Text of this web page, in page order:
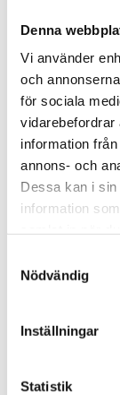
Denna
Vi använder
och
för sociala
vidarebefordrar
information
annons- och
Dessa kan i
information
Nödvändig
Inställningar
Statistik
4 400,00KR
Antal
Artikelnr